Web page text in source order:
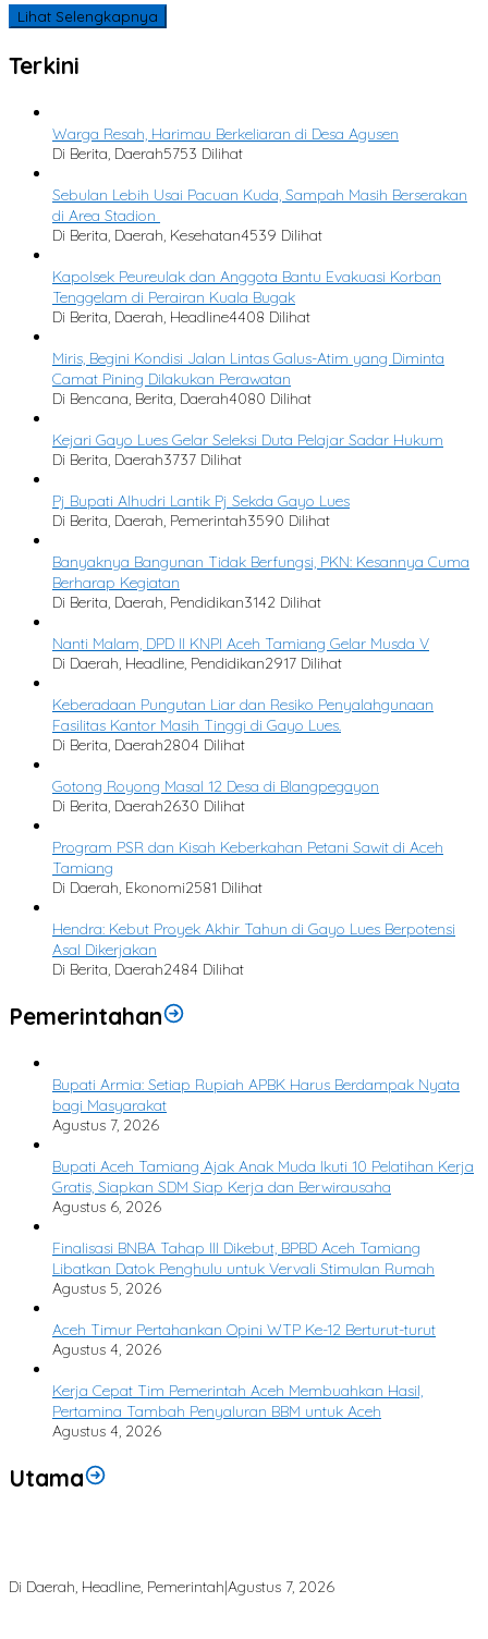
Lihat Selengkapnya
Terkini
Warga Resah, Harimau Berkeliaran di Desa Agusen
Di Berita, Daerah5753 Dilihat
Sebulan Lebih Usai Pacuan Kuda, Sampah Masih Berserakan
di Area Stadion
Di Berita, Daerah, Kesehatan4539 Dilihat
Kapolsek Peureulak dan Anggota Bantu Evakuasi Korban
Tenggelam di Perairan Kuala Bugak
Di Berita, Daerah, Headline4408 Dilihat
Miris, Begini Kondisi Jalan Lintas Galus-Atim yang Diminta
Camat Pining Dilakukan Perawatan
Di Bencana, Berita, Daerah4080 Dilihat
Kejari Gayo Lues Gelar Seleksi Duta Pelajar Sadar Hukum
Di Berita, Daerah3737 Dilihat
Pj Bupati Alhudri Lantik Pj Sekda Gayo Lues
Di Berita, Daerah, Pemerintah3590 Dilihat
Banyaknya Bangunan Tidak Berfungsi, PKN: Kesannya Cuma
Berharap Kegiatan
Di Berita, Daerah, Pendidikan3142 Dilihat
Nanti Malam, DPD II KNPI Aceh Tamiang Gelar Musda V
Di Daerah, Headline, Pendidikan2917 Dilihat
Keberadaan Pungutan Liar dan Resiko Penyalahgunaan
Fasilitas Kantor Masih Tinggi di Gayo Lues.
Di Berita, Daerah2804 Dilihat
Gotong Royong Masal 12 Desa di Blangpegayon
Di Berita, Daerah2630 Dilihat
Program PSR dan Kisah Keberkahan Petani Sawit di Aceh
Tamiang
Di Daerah, Ekonomi2581 Dilihat
Hendra: Kebut Proyek Akhir Tahun di Gayo Lues Berpotensi
Asal Dikerjakan
Di Berita, Daerah2484 Dilihat
Pemerintahan
Bupati Armia: Setiap Rupiah APBK Harus Berdampak Nyata
bagi Masyarakat
Agustus 7, 2026
Bupati Aceh Tamiang Ajak Anak Muda Ikuti 10 Pelatihan Kerja
Gratis, Siapkan SDM Siap Kerja dan Berwirausaha
Agustus 6, 2026
Finalisasi BNBA Tahap III Dikebut, BPBD Aceh Tamiang
Libatkan Datok Penghulu untuk Vervali Stimulan Rumah
Agustus 5, 2026
Aceh Timur Pertahankan Opini WTP Ke-12 Berturut-turut
Agustus 4, 2026
Kerja Cepat Tim Pemerintah Aceh Membuahkan Hasil,
Pertamina Tambah Penyaluran BBM untuk Aceh
Agustus 4, 2026
Utama
Di Daerah, Headline, Pemerintah|Agustus 7, 2026